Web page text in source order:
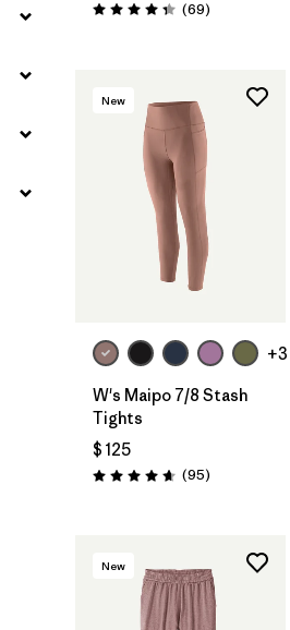
Valoración: 4.3 / 5
(69Comentarios
)
New
+3
W's Maipo 7/8 Stash
Tights
$ 125
Valoración: 4.7 / 5
(95Comentarios
)
New